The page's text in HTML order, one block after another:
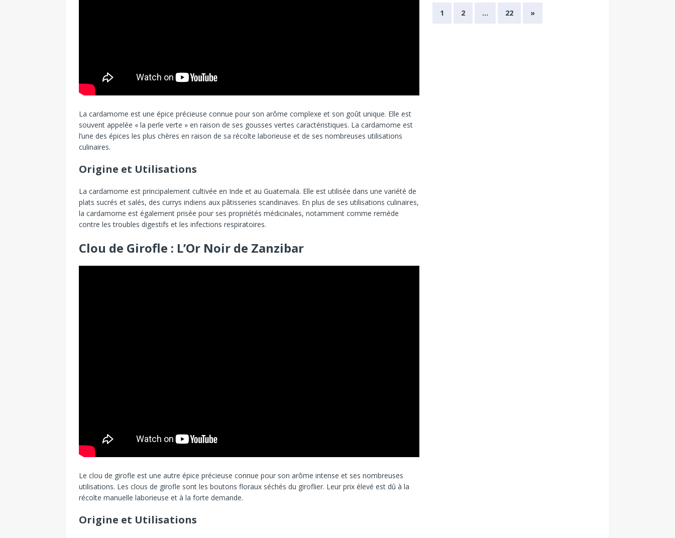
La cardamome est une épice précieuse connue pour son arôme complexe et son goût unique. Elle est
souvent appelée « la perle verte » en raison de ses gousses vertes caractéristiques. La cardamome est
l’une des épices les plus chères en raison de sa récolte laborieuse et de ses nombreuses utilisations
culinaires.
Origine et Utilisations
La cardamome est principalement cultivée en Inde et au Guatemala. Elle est utilisée dans une variété de
plats sucrés et salés, des currys indiens aux pâtisseries scandinaves. En plus de ses utilisations culinaires,
la cardamome est également prisée pour ses propriétés médicinales, notamment comme remède
contre les troubles digestifs et les infections respiratoires.
Clou de Girofle : L’Or Noir de Zanzibar
Le clou de girofle est une autre épice précieuse connue pour son arôme intense et ses nombreuses
utilisations. Les clous de girofle sont les boutons floraux séchés du giroflier. Leur prix élevé est dû à la
récolte manuelle laborieuse et à la forte demande.
Origine et Utilisations
1 2 … 22 »